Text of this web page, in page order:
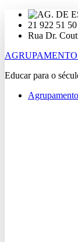
para
21 922 51 50
Rua Dr.
Educar para o
Agrupamento